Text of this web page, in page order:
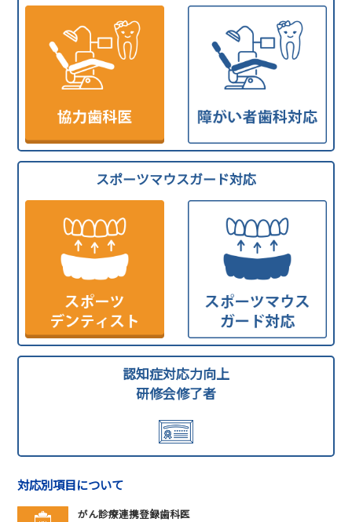
スポーツマウスガード対応
認知症対応力向上
研修会修了者
対応別項目について
がん診療連携登録歯科医